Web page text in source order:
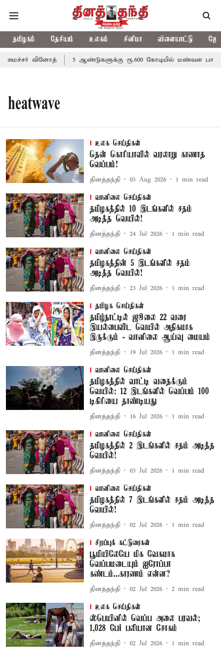
தமிழகம் தேசியம் உலகம் சினிமா விளையாட்டு
வினோத் 5 ஆண்டுகளுக்கு ரூ.600 கோடியில் மண்வள
heatwave
உலக செய்திகள்
தென் கொரியாவில் வரலாறு காணாத
வெப்பம்!
தினத்தந்தி 03 Aug 2026 1 min read
வானிலை செய்திகள்
தமிழகத்தில் 10 இடங்களில் சதம்
அடித்த வெயில்!
தினத்தந்தி 24 Jul 2026 1 min read
வானிலை செய்திகள்
தமிழகத்தின் 5 இடங்களில் சதம்
அடித்த வெயில்!
தினத்தந்தி 23 Jul 2026 1 min read
தமிழக செய்திகள்
தமிழ்நாட்டில் ஜூலை 22 வரை
இயல்பைவிட வெயில் அதிகமாக
இருக்கும் - வானிலை ஆய்வு மையம்
தினத்தந்தி 19 Jul 2026 1 min read
வானிலை செய்திகள்
தமிழகத்தில் வாட்டி வதைக்கும்
வெயில்: 12 இடங்களில் வெப்பம் 100
டிகிரியை தாண்டியது
தினத்தந்தி 16 Jul 2026 1 min read
வானிலை செய்திகள்
தமிழகத்தில் 2 இடங்களில் சதம் அடித்த
வெயில்!
தினத்தந்தி 03 Jul 2026 1 min read
வானிலை செய்திகள்
தமிழகத்தில் 7 இடங்களில் சதம் அடித்த
வெயில்!
தினத்தந்தி 02 Jul 2026 1 min read
சிறப்புக் கட்டுரைகள்
பூமியிலேயே மிக வேகமாக
வெப்பமடையும் ஐரோப்பா
கண்டம்...காரணம் என்ன?
தினத்தந்தி 02 Jul 2026 2 min read
உலக செய்திகள்
ஸ்பெயினில் வெப்ப அலை பரவல்;
1,028 பேர் பலியான சோகம்
தினத்தந்தி 02 Jul 2026 1 min read